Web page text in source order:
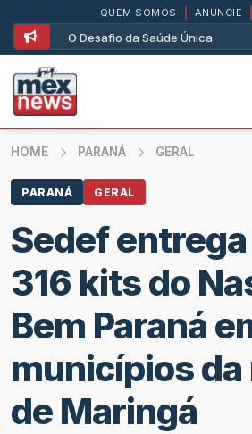
O Desafio da Saúde Única
QUEM SOMOS ANUNCIE
HOME PARANÁ GERAL
PARANÁ GERAL
Sedef
316 kits do
Bem Paraná
municípios da
de Maringá